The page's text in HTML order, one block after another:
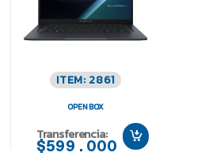
ITEM: 2861
OPEN BOX
Transferencia:
$599.000